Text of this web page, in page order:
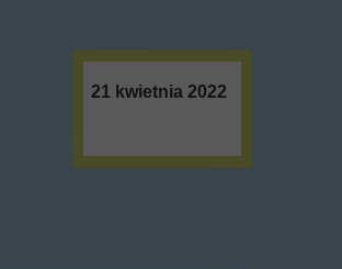
21 kwietnia 2022